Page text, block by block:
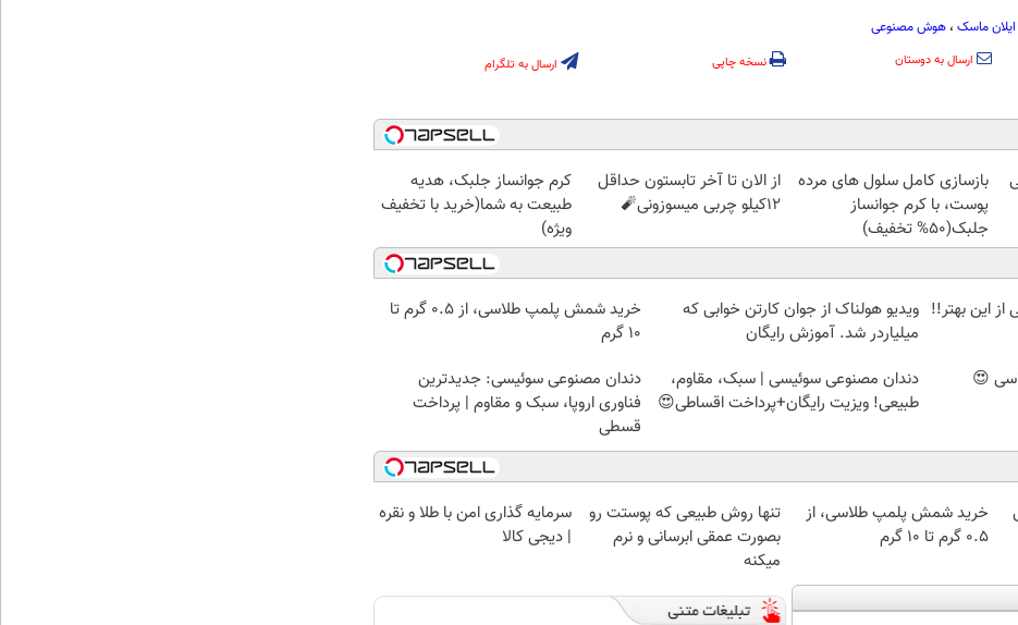
ایلان ماسک ، هوش مصنوعی
ارسال به دوستان نسخه چاپی ارسال به تلگرام
بازسازی کامل سلول های مرده
پوست، با کرم جوانساز
جلبک(50% تخفیف)
از الان تا آخر تابستون حداقل
12کیلو چربی میسوزونی🧨
کرم جوانساز جلبک، هدیه
طبیعت به شما(خرید با تخفیف
ویژه)
این بهتر!! ویدیو هولناک از جوان کارتن خوابی که
میلیاردر شد. آموزش رایگان
خرید شمش پلمپ طلاسی، از ۰.۵ گرم تا
۱۰ گرم
دندان مصنوعی سوئیسی | سبک، مقاوم،
طبیعی! ویزیت رایگان+پرداخت اقساطی😍
دندان مصنوعی سوئیسی: جدیدترین
فناوری اروپا، سبک و مقاوم | پرداخت
قسطی
خرید شمش پلمپ طلاسی، از
۰.۵ گرم تا ۱۰ گرم
تنها روش طبیعی که پوستت رو
بصورت عمقی ابرسانی و نرم
میکنه
سرمایه گذاری امن با طلا و نقره
| دیجی کالا